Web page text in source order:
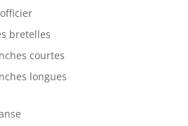
bretelles
courtes
longues